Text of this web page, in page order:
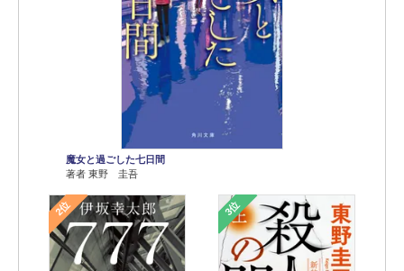
魔女と過ごした七日間
著者 東野 圭吾
2位 3位